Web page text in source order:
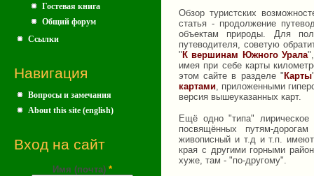
Гостевая книга
Общий форум
Ссылки
Навигация
Вопросы и замечания
About this site (english)
Вход на сайт
Имя (почта) *
Обзор туристских
статья - продолжение
объектам природы. Для
путеводителя, советую
" К вершинам Южного Урала
имея при себе карты
этом сайте в разделе " Карты
картами, приложенными
версия вышеуказанных карт.
Ещё одно "типа"
посвящённых путям-
живописный и т.д и т.п.
края с другими горными
хуже, там - "по-другому".